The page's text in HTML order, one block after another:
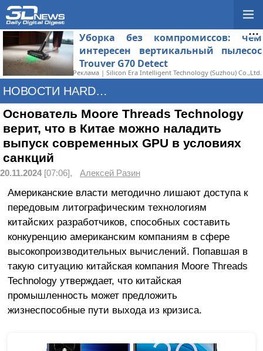
Уборка без компромиссов: чем
интересен вертикальный пылесос
Trouver G70 Detect
Реклама | Silicon Era Intelligent Technology (Suzhou) Co.,Ltd.
НОВОСТИ HARDWARE
Основатель Moore Threads Technology
верит, что в Китае можно наладить
выпуск современных GPU в условиях
санкций
20.11.2024[07:06], Алексей Разин
Американские власти методично лишают доступа к
передовым литографическим технологиям
китайских разработчиков, способных составить
конкуренцию американским компаниям в сфере
высокопроизводительных вычислений. Попавшая в
такую ситуацию китайская компания Moore Threads
Technology утверждает, что китайская
промышленность может предложить
жизнеспособные пути выхода из кризиса.